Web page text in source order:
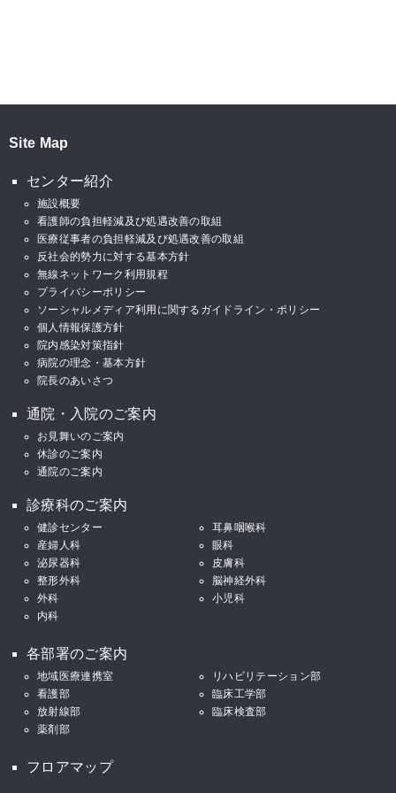
Site Map
センター紹介
施設概要
看護師の負担軽減及び処遇改善の取組
医療従事者の負担軽減及び処遇改善の取組
反社会的勢力に対する基本方針
無線ネットワーク利用規程
プライバシーポリシー
ソーシャルメディア利用に関するガイドライン・ポリシー
個人情報保護方針
院内感染対策指針
病院の理念・基本方針
院長のあいさつ
通院・入院のご案内
お見舞いのご案内
休診のご案内
通院のご案内
診療科のご案内
健診センター
耳鼻咽喉科
産婦人科
眼科
泌尿器科
皮膚科
整形外科
脳神経外科
外科
小児科
内科
各部署のご案内
地域医療連携室
リハビリテーション部
看護部
臨床工学部
放射線部
臨床検査部
薬剤部
フロアマップ